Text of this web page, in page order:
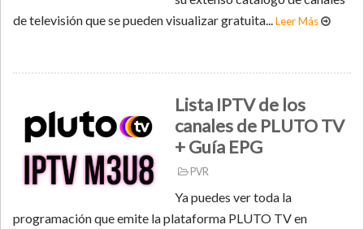
de televisión que se pueden visualizar gratuita...Leer Más
Lista IPTV de los
canales de PLUTO TV
+ Guía EPG
PVR
Ya puedes ver toda la
programación que emite la plataforma PLUTO TV en